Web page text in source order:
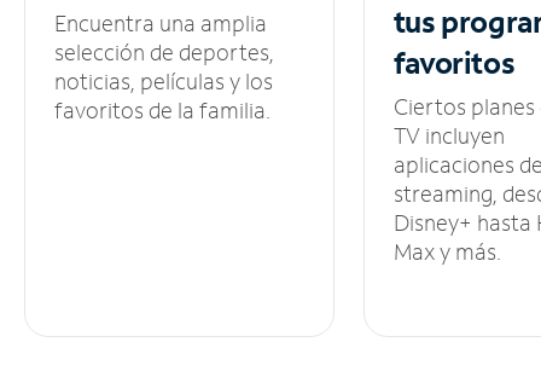
Encuentra una amplia
selección de deportes,
noticias, películas y los
favoritos de la familia.
tus
favoritos
Ciertos planes
TV incluyen
aplicaciones
streaming,
Disney+ hasta
Max y más.